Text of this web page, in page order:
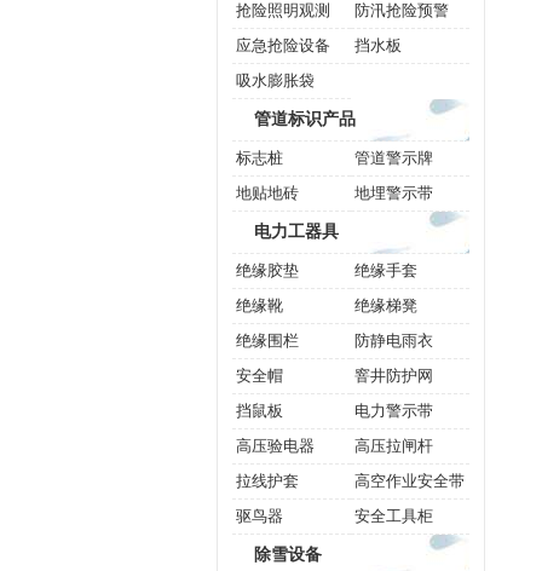
抢险照明观测
防汛抢险预警
应急抢险设备
挡水板
吸水膨胀袋
管道标识产品
标志桩
管道警示牌
地贴地砖
地埋警示带
电力工器具
绝缘胶垫
绝缘手套
绝缘靴
绝缘梯凳
绝缘围栏
防静电雨衣
安全帽
窨井防护网
挡鼠板
电力警示带
高压验电器
高压拉闸杆
拉线护套
高空作业安全带
驱鸟器
安全工具柜
除雪设备